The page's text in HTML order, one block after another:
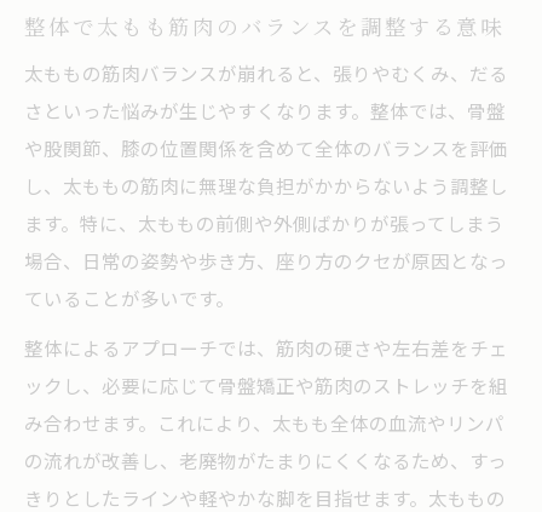
整体で太もも筋肉のバランスを調整する意味
太ももの筋肉バランスが崩れると、張りやむくみ、だる
さといった悩みが生じやすくなります。整体では、骨盤
や股関節、膝の位置関係を含めて全体のバランスを評価
し、太ももの筋肉に無理な負担がかからないよう調整し
ます。特に、太ももの前側や外側ばかりが張ってしまう
場合、日常の姿勢や歩き方、座り方のクセが原因となっ
ていることが多いです。
整体によるアプローチでは、筋肉の硬さや左右差をチェ
ックし、必要に応じて骨盤矯正や筋肉のストレッチを組
み合わせます。これにより、太もも全体の血流やリンパ
の流れが改善し、老廃物がたまりにくくなるため、すっ
きりとしたラインや軽やかな脚を目指せます。太ももの